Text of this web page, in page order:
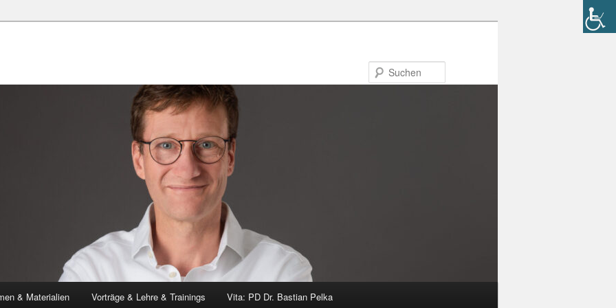
& Materialien Vorträge & Lehre & Trainings Vita: PD Dr. Bastian Pelka